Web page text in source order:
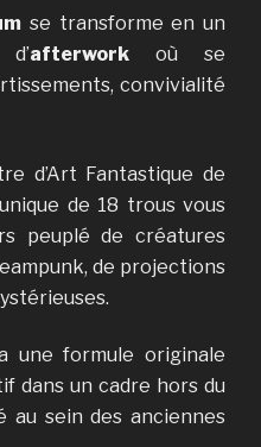
se transforme en un
afterworkoù se
convivialité
d’Art Fantastique de
de 18 trous vous
peuplé de créatures
de projections
une formule originale
dans un cadre hors du
au sein des anciennes